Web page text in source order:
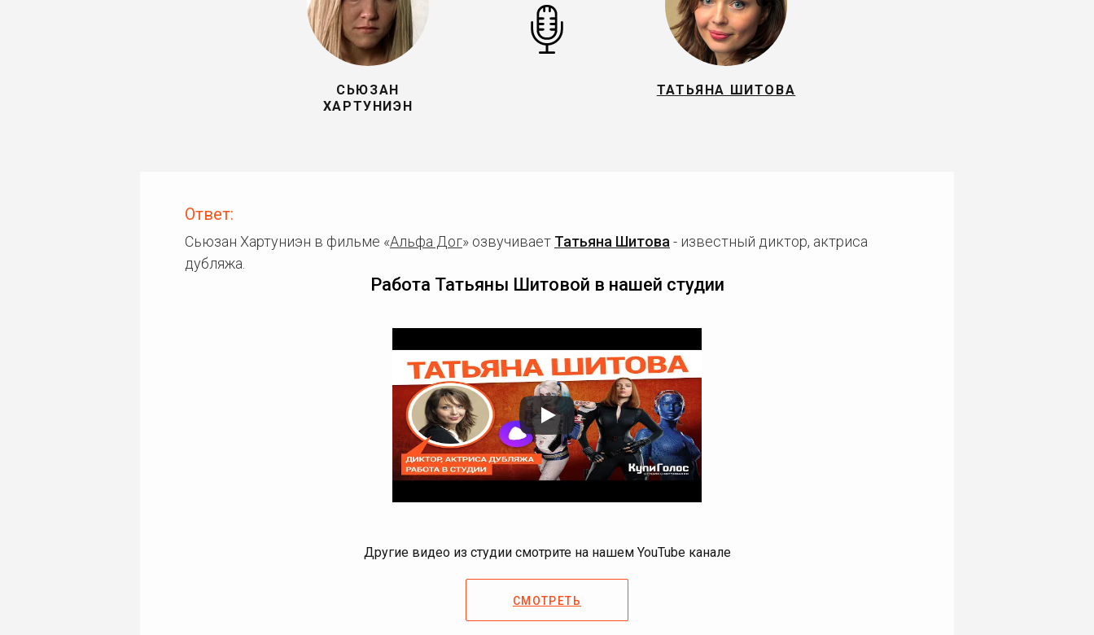
СЬЮЗАН
ХАРТУНИЭН
ТАТЬЯНА ШИТОВА
Ответ:
Сьюзан Хартуниэн в фильме «Альфа Дог» озвучивает Татьяна Шитова - известный диктор, актриса
дубляжа.
Работа Татьяны Шитовой в нашей студии
Другие видео из студии смотрите на нашем YouTube канале
СМОТРЕТЬ